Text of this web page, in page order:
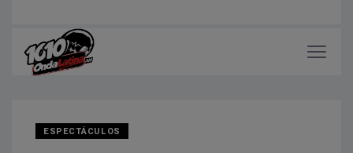
ESPECTÁCULOS